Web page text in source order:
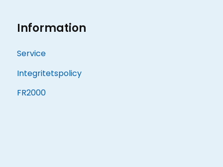
Information
Service
Integritetspolicy
FR2000